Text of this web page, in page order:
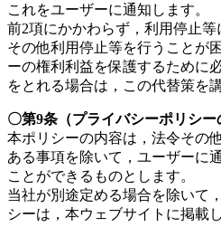
これをユーザーに通知します。
前2項にかかわらず，利用停止
その他利用停止等を行うことが
ーの権利利益を保護するために
をとれる場合は，この代替策を
〇第9条（プライバシーポリシー
本ポリシーの内容は，法令その
ある事項を除いて，ユーザーに
ことができるものとします。
当社が別途定める場合を除いて
シーは，本ウェブサイトに掲載